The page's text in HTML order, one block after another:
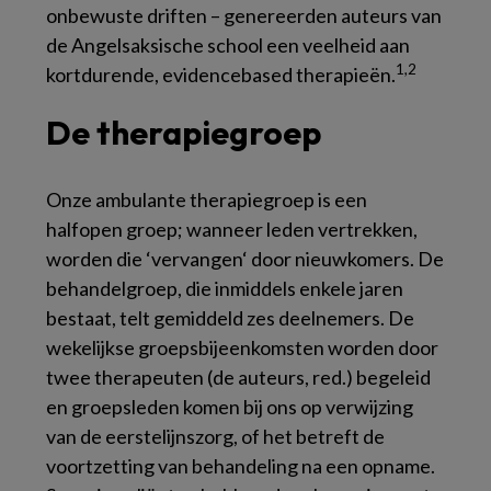
onbewuste driften – genereerden auteurs van
de Angelsaksische school een veelheid aan
kortdurende, evidencebased therapieën.1,2
De therapiegroep
Onze ambulante therapiegroep is een
halfopen groep; wanneer leden vertrekken,
worden die ‘vervangen‘ door nieuwkomers. De
behandelgroep, die inmiddels enkele jaren
bestaat, telt gemiddeld zes deelnemers. De
wekelijkse groepsbijeenkomsten worden door
twee therapeuten (de auteurs, red.) begeleid
en groepsleden komen bij ons op verwijzing
van de eerstelijnszorg, of het betreft de
voortzetting van behandeling na een opname.